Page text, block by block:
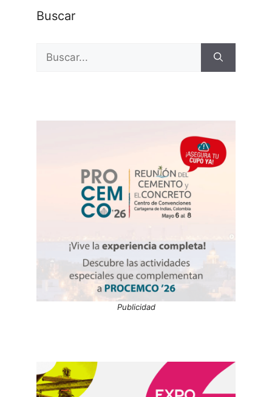
Buscar
Publicidad